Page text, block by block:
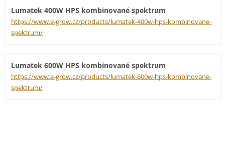
Lumatek 400W HPS kombinované spektrum
https://www.e-grow.cz/products/lumatek-400w-hps-kombinovane-
spektrum/
Lumatek 600W HPS kombinované spektrum
https://www.e-grow.cz/products/lumatek-600w-hps-kombinovane-
spektrum/